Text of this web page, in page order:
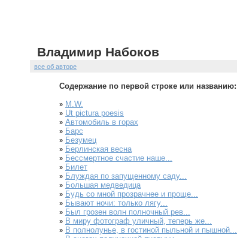
Владимир Набоков
все об авторе
Содержание по первой строке или названию:
» M.W.
» Ut pictura poesis
» Автомобиль в горах
» Барс
» Безумец
» Берлинская весна
» Бессмертное счастие наше...
» Билет
» Блуждая по запущенному саду...
» Большая медведица
» Будь со мной прозрачнее и проще...
» Бывают ночи: только лягу...
» Был грозен волн полночный рев...
» В миру фотограф уличный, теперь же...
» В полнолунье, в гостиной пыльной и пышной...